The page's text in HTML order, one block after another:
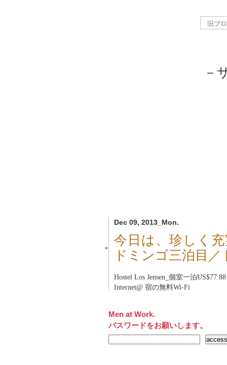
－
Dec 09, 2013_Mon.
■
今日は、珍しく
ドミンゴ三泊目
Hostel Los Jensen_個室一泊US$77.88
Internet@ 宿の無料Wi-Fi
Men at Work.
パスワードをお願いします。